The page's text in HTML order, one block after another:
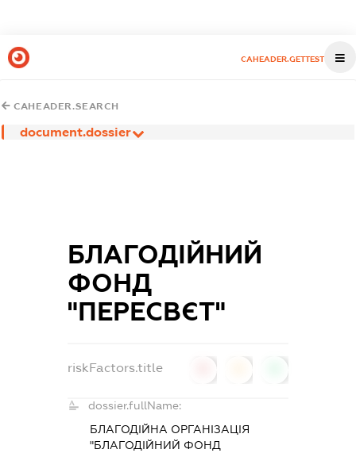
CAHEADER.GETTEST
CAHEADER.SEARCH
document.dossier
БЛАГОДІЙНИЙ
ФОНД
"ПЕРЕСВЄТ"
riskFactors.title
dossier.fullName:
БЛАГОДІЙНА ОРГАНІЗАЦІЯ
"БЛАГОДІЙНИЙ ФОНД